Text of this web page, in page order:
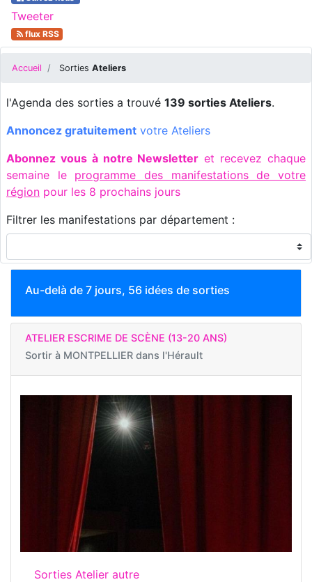
Tweeter
flux RSS
Accueil Sorties Ateliers
l'Agenda des sorties a trouvé 139 sorties Ateliers.
Annoncez gratuitement votre Ateliers
Abonnez vous à notre Newsletter et recevez chaque
semaine le programme des manifestations de votre
région pour les 8 prochains jours
Filtrer les manifestations par département :
Au-delà de 7 jours, 56 idées de sorties
ATELIER ESCRIME DE SCÈNE (13-20 ANS)
Sortir à MONTPELLIER dans l'Hérault
Sorties Atelier autre